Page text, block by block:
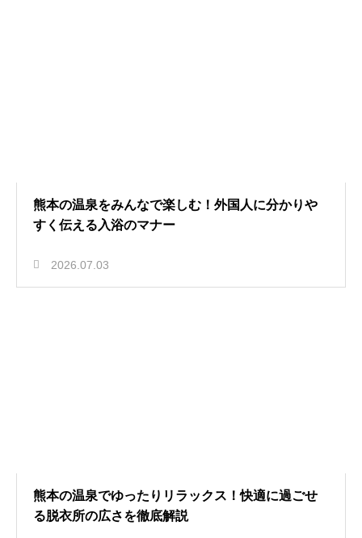
熊本の温泉をみんなで楽しむ！外国人に分かりや
すく伝える入浴のマナー
2026.07.03
熊本の温泉でゆったりリラックス！快適に過ごせ
る脱衣所の広さを徹底解説